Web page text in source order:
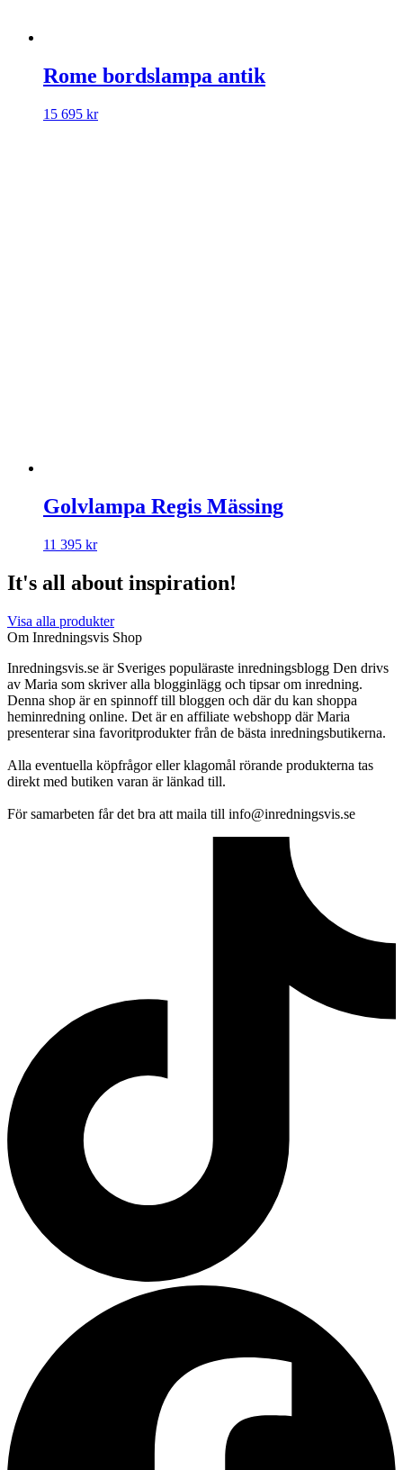
Rome bordslampa antik
15 695 kr
Golvlampa Regis Mässing
11 395 kr
It's all about inspiration!
Visa alla produkter
Om Inredningsvis Shop
Inredningsvis.se är Sveriges populäraste inredningsblogg Den drivs
av Maria som skriver alla blogginlägg och tipsar om inredning.
Denna shop är en spinnoff till bloggen och där du kan shoppa
heminredning online. Det är en affiliate webshopp där Maria
presenterar sina favoritprodukter från de bästa inredningsbutikerna.
Alla eventuella köpfrågor eller klagomål rörande produkterna tas
direkt med butiken varan är länkad till.
För samarbeten får det bra att maila till info@inredningsvis.se